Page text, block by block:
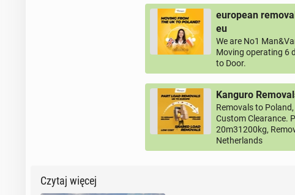
european
eu
We are No1
Moving operating 6
to Door.
Kanguro
Removals to
Custom Clearance.
20m31200kg,
Netherlands
Czytaj więcej